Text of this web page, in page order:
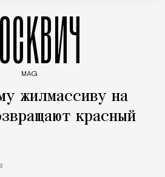
MAG
жилмассиву на
красный